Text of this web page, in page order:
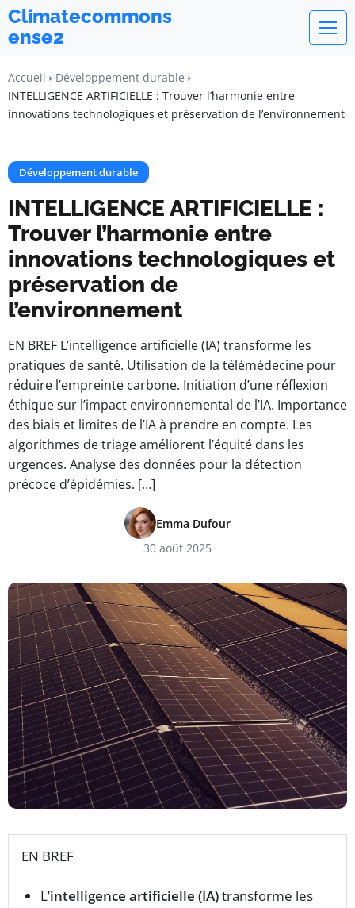
Climatecommons
ense2
Accueil
Développement durable
INTELLIGENCE ARTIFICIELLE : Trouver l’harmonie entre
innovations technologiques et préservation de l’environnement
Développement durable
INTELLIGENCE ARTIFICIELLE :
Trouver l’harmonie entre
innovations technologiques et
préservation de
l’environnement
EN BREF L’intelligence artificielle (IA) transforme les
pratiques de santé. Utilisation de la télémédecine pour
réduire l’empreinte carbone. Initiation d’une réflexion
éthique sur l’impact environnemental de l’IA. Importance
des biais et limites de l’IA à prendre en compte. Les
algorithmes de triage améliorent l’équité dans les
urgences. Analyse des données pour la détection
précoce d’épidémies. […]
Emma Dufour
30 août 2025
EN BREF
L’intelligence artificielle (IA)transforme les